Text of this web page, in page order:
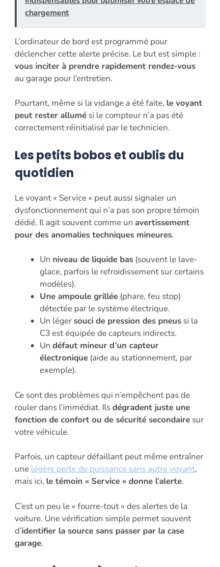
chargement
L’ordinateur de bord est programmé pour
déclencher cette alerte précise. Le but est simple :
vous inciter à prendre rapidement rendez-vous
au garage pour l’entretien.
Pourtant, même si la vidange a été faite, le voyant
peut rester allumé si le compteur n’a pas été
correctement réinitialisé par le technicien.
Les petits bobos et oublis du
quotidien
Le voyant « Service » peut aussi signaler un
dysfonctionnement qui n’a pas son propre témoin
dédié. Il agit souvent comme un avertissement
pour des anomalies techniques mineures.
Un niveau de liquide bas (souvent le lave-
glace, parfois le refroidissement sur certains
modèles).
Une ampoule grillée (phare, feu stop)
détectée par le système électrique.
Un légersouci de pression des pneus si la
C3 est équipée de capteurs indirects.
Un défaut mineur d’un capteur
électronique (aide au stationnement, par
exemple).
Ce sont des problèmes qui n’empêchent pas de
rouler dans l’immédiat. Ilsdégradent juste une
fonction de confort ou de sécurité secondaire sur
votre véhicule.
Parfois, un capteur défaillant peut même entraîner
une légère perte de puissance sans autre voyant,
mais ici, le témoin « Service » donne l’alerte.
C’est un peu le « fourre-tout » des alertes de la
voiture. Une vérification simple permet souvent
d’identifier la source sans passer par la case
garage.